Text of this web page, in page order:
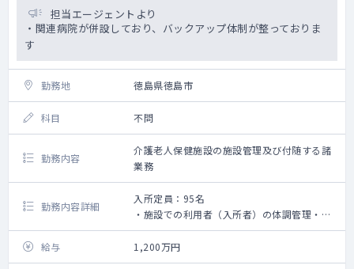
担当エージェントより
・関連病院が併設しており、バックアップ体制が整っておりま
す
勤務地 徳島県徳島市
科目 不問
勤務内容
介護老人保健施設の施設管理及び付随する諸
業務
勤務内容詳細
入所定員：95名
・施設での利用者（入所者）の体調管理・処
方・診療情報提供書の作成等
・カンファレンスへの参加
・死亡確認と死亡診断書の作成
給与 1,200万円